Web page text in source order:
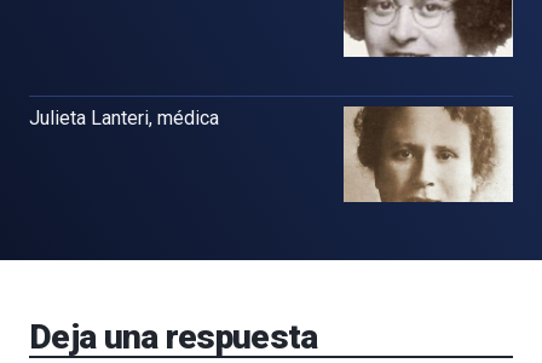
Julieta Lanteri, médica
Deja una respuesta